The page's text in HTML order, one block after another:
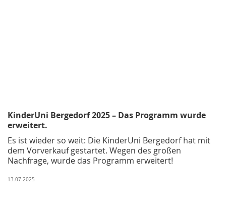
KinderUni Bergedorf 2025 – Das Programm wurde
erweitert.
Es ist wieder so weit: Die KinderUni Bergedorf hat mit
dem Vorverkauf gestartet. Wegen des großen
Nachfrage, wurde das Programm erweitert!
13.07.2025